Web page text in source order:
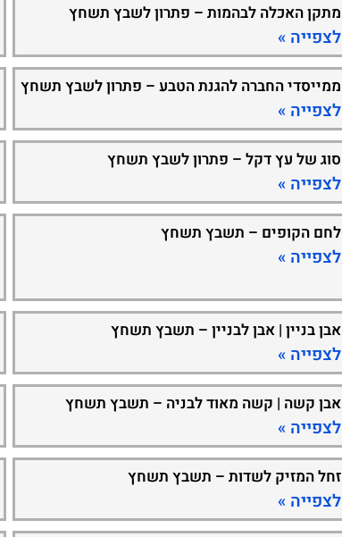
מתקן האכלה לבהמות – פתרון לשבץ תשחץ
לצפייה »
ממייסדי החברה להגנת הטבע – פתרון לשבץ תשחץ
לצפייה »
סוג של עץ דקל – פתרון לשבץ תשחץ
לצפייה »
לחם הקופים – תשבץ תשחץ
לצפייה »
אבן בניין | אבן לבניין – תשבץ תשחץ
לצפייה »
אבן קשה | קשה מאוד לבניה – תשבץ תשחץ
לצפייה »
זחל המזיק לשדות – תשבץ תשחץ
לצפייה »